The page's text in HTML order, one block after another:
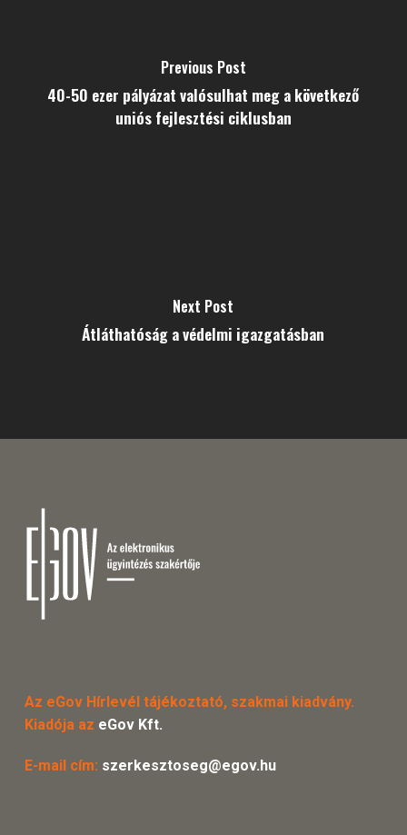
Previous Post
40-50 ezer pályázat valósulhat meg a következő
uniós fejlesztési ciklusban
Next Post
Átláthatóság a védelmi igazgatásban
Az eGov Hírlevél tájékoztató, szakmai kiadvány.
Kiadója az eGov Kft.
E-mail cím: szerkesztoseg@egov.hu